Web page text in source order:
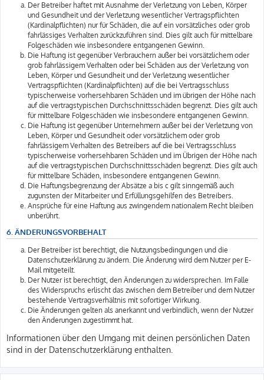
Der Betreiber haftet mit Ausnahme der Verletzung von Leben, Körper
und Gesundheit und der Verletzung wesentlicher Vertragspflichten
(Kardinalpflichten) nur für Schäden, die auf ein vorsätzliches oder grob
fahrlässiges Verhalten zurückzuführen sind. Dies gilt auch für mittelbare
Folgeschäden wie insbesondere entgangenen Gewinn.
Die Haftung ist gegenüber Verbrauchern außer bei vorsätzlichem oder
grob fahrlässigem Verhalten oder bei Schäden aus der Verletzung von
Leben, Körper und Gesundheit und der Verletzung wesentlicher
Vertragspflichten (Kardinalpflichten) auf die bei Vertragsschluss
typischerweise vorhersehbaren Schäden und im übrigen der Höhe nach
auf die vertragstypischen Durchschnittsschäden begrenzt. Dies gilt auch
für mittelbare Folgeschäden wie insbesondere entgangenen Gewinn.
Die Haftung ist gegenüber Unternehmern außer bei der Verletzung von
Leben, Körper und Gesundheit oder vorsätzlichem oder grob
fahrlässigem Verhalten des Betreibers auf die bei Vertragsschluss
typischerweise vorhersehbaren Schäden und im Übrigen der Höhe nach
auf die vertragstypischen Durchschnittsschäden begrenzt. Dies gilt auch
für mittelbare Schäden, insbesondere entgangenen Gewinn.
Die Haftungsbegrenzung der Absätze a bis c gilt sinngemäß auch
zugunsten der Mitarbeiter und Erfüllungsgehilfen des Betreibers.
Ansprüche für eine Haftung aus zwingendem nationalem Recht bleiben
unberührt.
6. ÄNDERUNGSVORBEHALT
Der Betreiber ist berechtigt, die Nutzungsbedingungen und die
Datenschutzerklärung zu ändern. Die Änderung wird dem Nutzer per E-
Mail mitgeteilt.
Der Nutzer ist berechtigt, den Änderungen zu widersprechen. Im Falle
des Widerspruchs erlischt das zwischen dem Betreiber und dem Nutzer
bestehende Vertragsverhältnis mit sofortiger Wirkung.
Die Änderungen gelten als anerkannt und verbindlich, wenn der Nutzer
den Änderungen zugestimmt hat.
Informationen über den Umgang mit deinen persönlichen Daten
sind in der Datenschutzerklärung enthalten.